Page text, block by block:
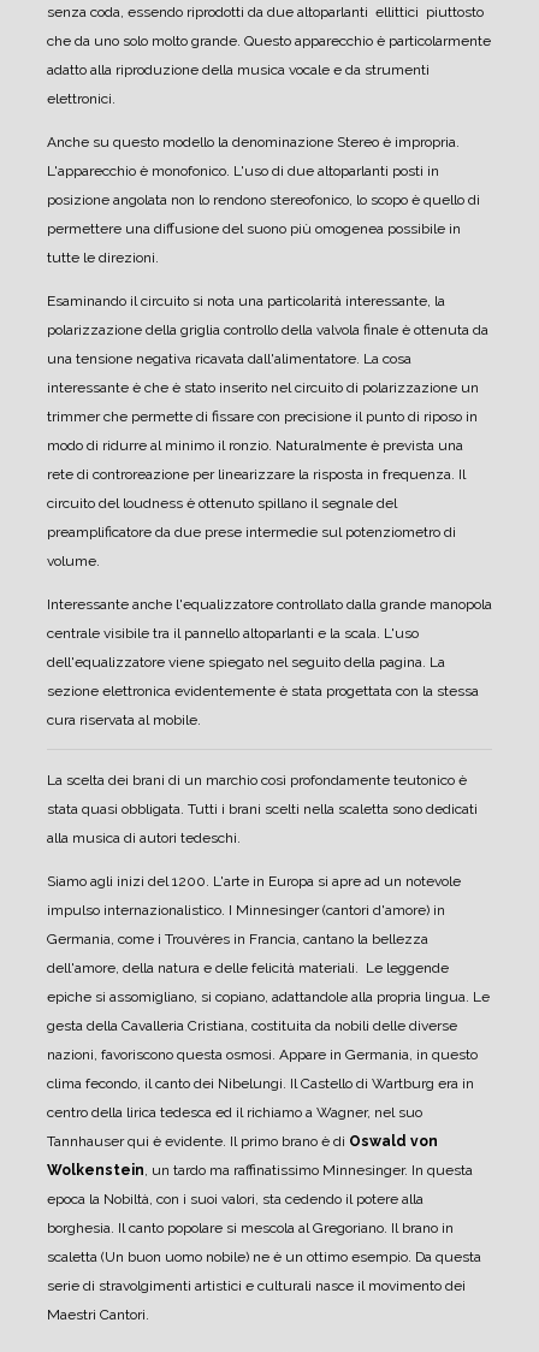
senza coda, essendo riprodotti da due altoparlanti ellittici piuttosto
che da uno solo molto grande. Questo apparecchio è particolarmente
adatto alla riproduzione della musica vocale e da strumenti
elettronici.
Anche su questo modello la denominazione Stereo è impropria.
L'apparecchio è monofonico. L'uso di due altoparlanti posti in
posizione angolata non lo rendono stereofonico, lo scopo è quello di
permettere una diffusione del suono più omogenea possibile in
tutte le direzioni.
Esaminando il circuito si nota una particolarità interessante, la
polarizzazione della griglia controllo della valvola finale è ottenuta da
una tensione negativa ricavata dall'alimentatore. La cosa
interessante è che è stato inserito nel circuito di polarizzazione un
trimmer che permette di fissare con precisione il punto di riposo in
modo di ridurre al minimo il ronzio. Naturalmente è prevista una
rete di controreazione per linearizzare la risposta in frequenza. Il
circuito del loudness è ottenuto spillano il segnale del
preamplificatore da due prese intermedie sul potenziometro di
volume.
Interessante anche l'equalizzatore controllato dalla grande manopola
centrale visibile tra il pannello altoparlanti e la scala. L'uso
dell'equalizzatore viene spiegato nel seguito della pagina. La
sezione elettronica evidentemente è stata progettata con la stessa
cura riservata al mobile.
La scelta dei brani di un marchio così profondamente teutonico è
stata quasi obbligata. Tutti i brani scelti nella scaletta sono dedicati
alla musica di autori tedeschi.
Siamo agli inizi del 1200. L'arte in Europa si apre ad un notevole
impulso internazionalistico. I Minnesinger (cantori d'amore) in
Germania, come i Trouvères in Francia, cantano la bellezza
dell'amore, della natura e delle felicità materiali. Le leggende
epiche si assomigliano, si copiano, adattandole alla propria lingua. Le
gesta della Cavalleria Cristiana, costituita da nobili delle diverse
nazioni, favoriscono questa osmosi. Appare in Germania, in questo
clima fecondo, il canto dei Nibelungi. Il Castello di Wartburg era in
centro della lirica tedesca ed il richiamo a Wagner, nel suo
Tannhauser qui è evidente. Il primo brano è di Oswald von
Wolkenstein, un tardo ma raffinatissimo Minnesinger. In questa
epoca la Nobiltà, con i suoi valori, sta cedendo il potere alla
borghesia. Il canto popolare si mescola al Gregoriano. Il brano in
scaletta (Un buon uomo nobile) ne è un ottimo esempio. Da questa
serie di stravolgimenti artistici e culturali nasce il movimento dei
Maestri Cantori.